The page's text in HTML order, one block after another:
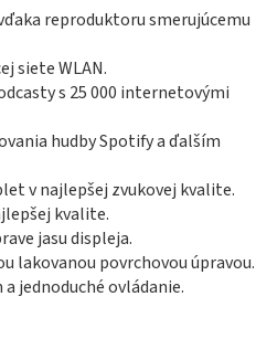
reproduktoru smerujúcemu
siete WLAN.
s 25 000 internetovými
hudby Spotify a ďalším
v najlepšej zvukovej kvalite.
kvalite.
jasu displeja.
lakovanou povrchovou úpravou.
jednoduché ovládanie.